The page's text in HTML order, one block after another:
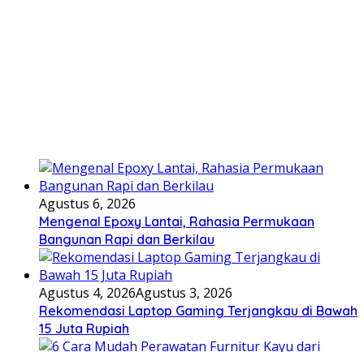
Agustus 6, 2026
Mengenal Epoxy Lantai, Rahasia Permukaan
Bangunan Rapi dan Berkilau
Agustus 4, 2026Agustus 3, 2026
Rekomendasi Laptop Gaming Terjangkau di Bawah
15 Juta Rupiah